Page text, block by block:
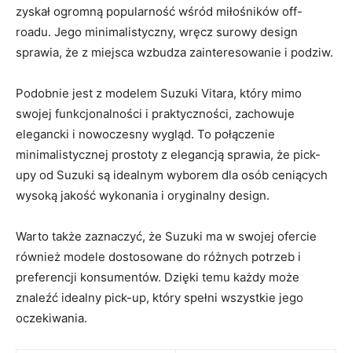
zyskał ogromną popularność wśród miłośników off-
roadu. Jego⁣ minimalistyczny, wręcz surowy design
sprawia, że z miejsca wzbudza zainteresowanie i podziw.
Podobnie jest z modelem Suzuki Vitara, który mimo
swojej funkcjonalności i praktyczności, zachowuje
‌elegancki i ⁣nowoczesny wygląd. To połączenie
minimalistycznej prostoty z elegancją sprawia,​ że pick-
upy ⁢od Suzuki są idealnym wyborem dla osób ceniących
wysoką jakość wykonania i oryginalny design.
Warto także zaznaczyć, że Suzuki ma w swojej ofercie
również ⁤modele dostosowane do różnych potrzeb i
preferencji konsumentów. Dzięki temu każdy może
znaleźć ⁤idealny pick-up, który spełni wszystkie jego
oczekiwania.